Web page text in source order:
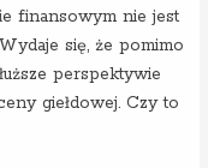
finansowym nie jest
się, że pomimo
perspektywie
giełdowej. Czy to